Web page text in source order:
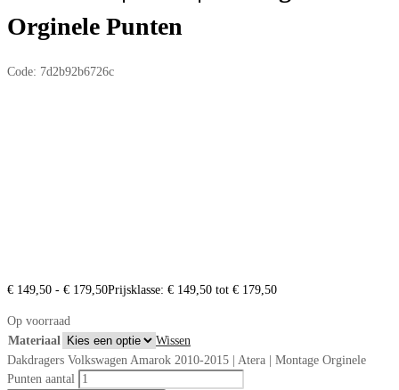
Orginele Punten
Code: 7d2b92b6726c
€ 149,50 - € 179,50Prijsklasse: € 149,50 tot € 179,50
Op voorraad
Materiaal
Wissen
Dakdragers Volkswagen Amarok 2010-2015 | Atera | Montage Orginele
Punten aantal